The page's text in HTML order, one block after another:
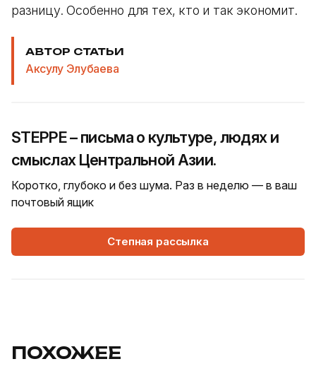
разницу. Особенно для тех, кто и так экономит.
АВТОР СТАТЬИ
Аксулу Элубаева
STEPPE – письма о культуре, людях и
смыслах Центральной Азии.
Коротко, глубоко и без шума. Раз в неделю — в ваш
почтовый ящик
Степная рассылка
ПОХОЖЕЕ